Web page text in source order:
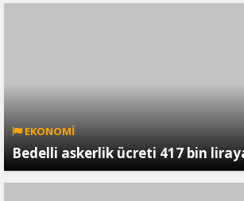
EKONOMİ
Bedelli askerlik ücreti 417 bin